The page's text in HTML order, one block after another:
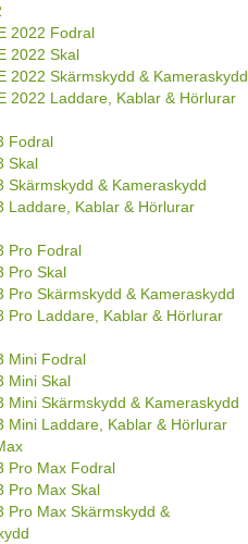
2022 Fodral
2022 Skal
2022 Skärmskydd & Kameraskydd
2022 Laddare, Kablar & Hörlurar
Fodral
Skal
Skärmskydd & Kameraskydd
Laddare, Kablar & Hörlurar
Pro Fodral
Pro Skal
Pro Skärmskydd & Kameraskydd
Pro Laddare, Kablar & Hörlurar
Mini Fodral
Mini Skal
Mini Skärmskydd & Kameraskydd
Mini Laddare, Kablar & Hörlurar
Pro Max Fodral
Pro Max Skal
Pro Max Skärmskydd &